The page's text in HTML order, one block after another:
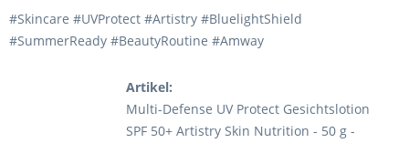
#Skincare #UVProtect #Artistry #BluelightShield
#SummerReady #BeautyRoutine #Amway
Artikel:
Multi-Defense UV Protect Gesichtslotion
SPF 50+ Artistry Skin Nutrition - 50 g -